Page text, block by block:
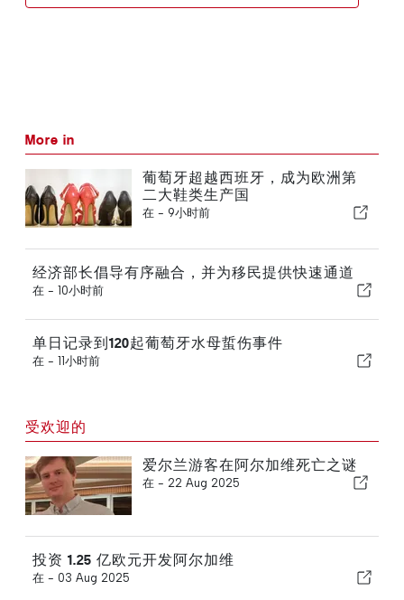
More in
葡萄牙超越西班牙，成为欧洲第
二大鞋类生产国
在 - 9小时前
经济部长倡导有序融合，并为移民提供快速通道
在 - 10小时前
单日记录到120起葡萄牙水母蜇伤事件
在 - 11小时前
受欢迎的
爱尔兰游客在阿尔加维死亡之谜
在 - 22 Aug 2025
投资 1.25 亿欧元开发阿尔加维
在 - 03 Aug 2025